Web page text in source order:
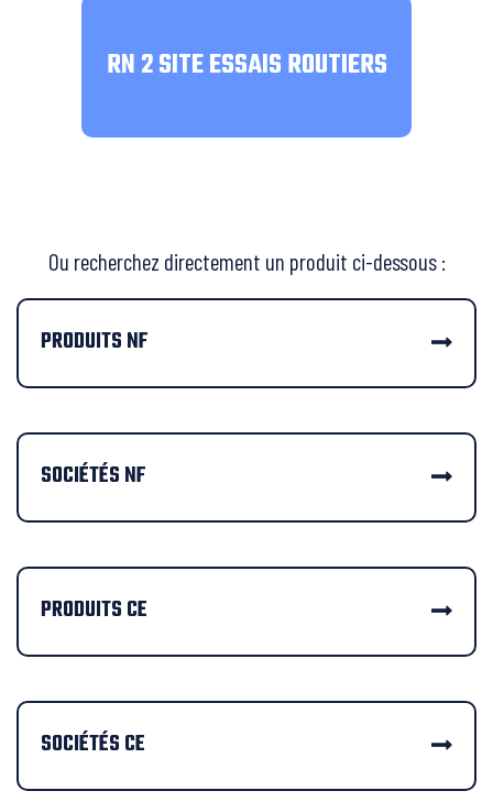
RN 2 SITE ESSAIS ROUTIERS
Ou recherchez directement un produit ci-dessous :
PRODUITS NF
SOCIÉTÉS NF
PRODUITS CE
SOCIÉTÉS CE